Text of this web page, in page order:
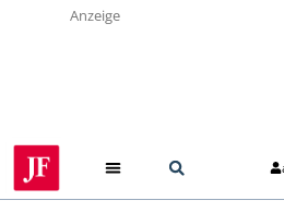
Anzeige